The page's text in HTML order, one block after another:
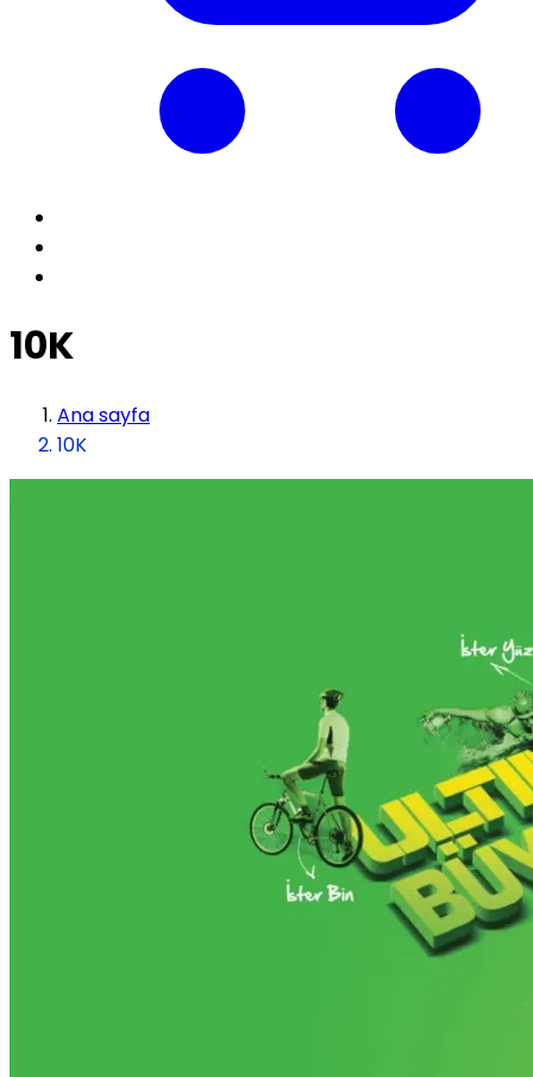
10K
Ana sayfa
10K